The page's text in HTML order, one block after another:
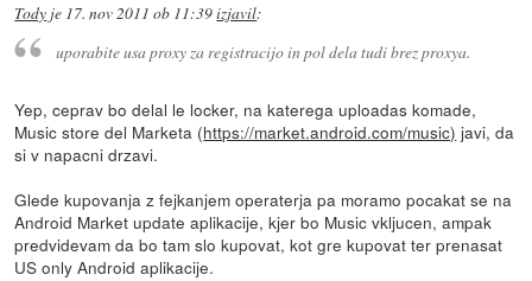
Tody je 17. nov 2011 ob 11:39izjavil:
uporabite usa proxy za registracijo in pol dela tudi brez proxya.
Yep, ceprav bo delal le locker, na katerega uploadas komade,
Music store del Marketa (https://market.android.com/music) javi, da
si v napacni drzavi.
Glede kupovanja z fejkanjem operaterja pa moramo pocakat se na
Android Market update aplikacije, kjer bo Music vkljucen, ampak
predvidevam da bo tam slo kupovat, kot gre kupovat ter prenasat
US only Android aplikacije.